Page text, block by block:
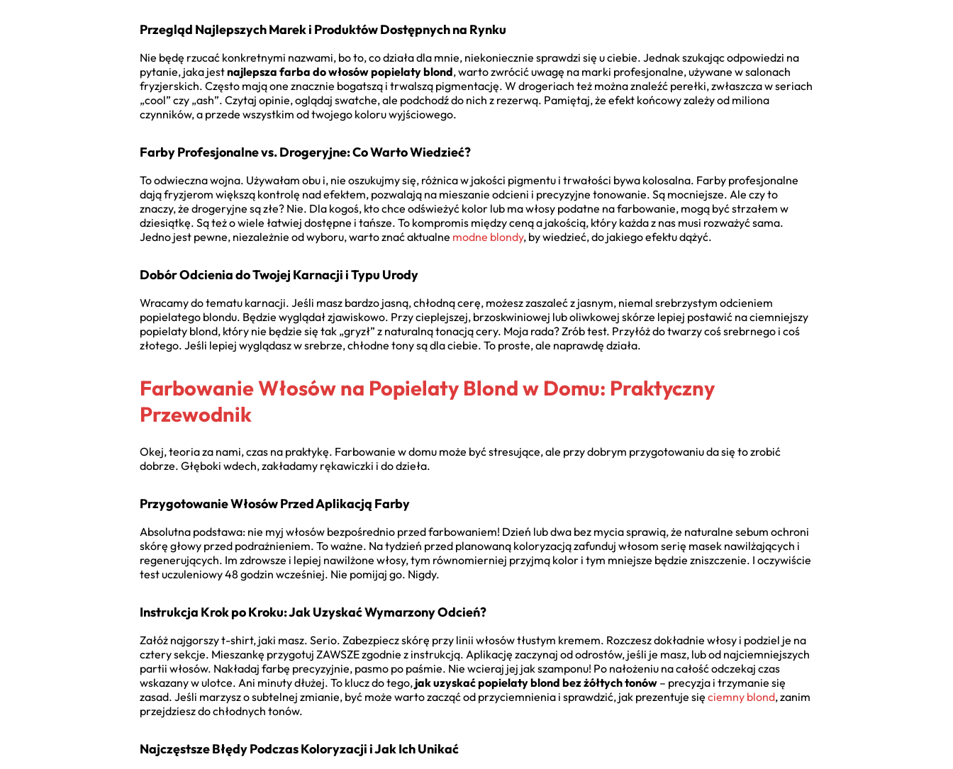
Przegląd Najlepszych Marek i Produktów Dostępnych na Rynku
Nie będę rzucać konkretnymi nazwami, bo to, co działa dla mnie, niekoniecznie sprawdzi się u ciebie. Jednak szukając odpowiedzi na
pytanie, jaka jestnajlepsza farba do włosów popielaty blond, warto zwrócić uwagę na marki profesjonalne, używane w salonach
fryzjerskich. Często mają one znacznie bogatszą i trwalszą pigmentację. W drogeriach też można znaleźć perełki, zwłaszcza w seriach
„cool” czy „ash”. Czytaj opinie, oglądaj swatche, ale podchodź do nich z rezerwą. Pamiętaj, że efekt końcowy zależy od miliona
czynników, a przede wszystkim od twojego koloru wyjściowego.
Farby Profesjonalne vs. Drogeryjne: Co Warto Wiedzieć?
To odwieczna wojna. Używałam obu i, nie oszukujmy się, różnica w jakości pigmentu i trwałości bywa kolosalna. Farby profesjonalne
dają fryzjerom większą kontrolę nad efektem, pozwalają na mieszanie odcieni i precyzyjne tonowanie. Są mocniejsze. Ale czy to
znaczy, że drogeryjne są złe? Nie. Dla kogoś, kto chce odświeżyć kolor lub ma włosy podatne na farbowanie, mogą być strzałem w
dziesiątkę. Są też o wiele łatwiej dostępne i tańsze. To kompromis między ceną a jakością, który każda z nas musi rozważyć sama.
Jedno jest pewne, niezależnie od wyboru, warto znać aktualne modne blondy, by wiedzieć, do jakiego efektu dążyć.
Dobór Odcienia do Twojej Karnacji i Typu Urody
Wracamy do tematu karnacji. Jeśli masz bardzo jasną, chłodną cerę, możesz zaszaleć z jasnym, niemal srebrzystym odcieniem
popielatego blondu. Będzie wyglądał zjawiskowo. Przy cieplejszej, brzoskwiniowej lub oliwkowej skórze lepiej postawić na ciemniejszy
popielaty blond, który nie będzie się tak „gryzł” z naturalną tonacją cery. Moja rada? Zrób test. Przyłóż do twarzy coś srebrnego i coś
złotego. Jeśli lepiej wyglądasz w srebrze, chłodne tony są dla ciebie. To proste, ale naprawdę działa.
Farbowanie Włosów na Popielaty Blond w Domu: Praktyczny
Przewodnik
Okej, teoria za nami, czas na praktykę. Farbowanie w domu może być stresujące, ale przy dobrym przygotowaniu da się to zrobić
dobrze. Głęboki wdech, zakładamy rękawiczki i do dzieła.
Przygotowanie Włosów Przed Aplikacją Farby
Absolutna podstawa: nie myj włosów bezpośrednio przed farbowaniem! Dzień lub dwa bez mycia sprawią, że naturalne sebum ochroni
skórę głowy przed podrażnieniem. To ważne. Na tydzień przed planowaną koloryzacją zafunduj włosom serię masek nawilżających i
regenerujących. Im zdrowsze i lepiej nawilżone włosy, tym równomierniej przyjmą kolor i tym mniejsze będzie zniszczenie. I oczywiście
test uczuleniowy 48 godzin wcześniej. Nie pomijaj go. Nigdy.
Instrukcja Krok po Kroku: Jak Uzyskać Wymarzony Odcień?
Załóż najgorszy t-shirt, jaki masz. Serio. Zabezpiecz skórę przy linii włosów tłustym kremem. Rozczesz dokładnie włosy i podziel je na
cztery sekcje. Mieszankę przygotuj ZAWSZE zgodnie z instrukcją. Aplikację zaczynaj od odrostów, jeśli je masz, lub od najciemniejszych
partii włosów. Nakładaj farbę precyzyjnie, pasmo po paśmie. Nie wcieraj jej jak szamponu! Po nałożeniu na całość odczekaj czas
wskazany w ulotce. Ani minuty dłużej. To klucz do tego, jak uzyskać popielaty blond bez żółtych tonów – precyzja i trzymanie się
zasad. Jeśli marzysz o subtelnej zmianie, być może warto zacząć od przyciemnienia i sprawdzić, jak prezentuje się ciemny blond, zanim
przejdziesz do chłodnych tonów.
Najczęstsze Błędy Podczas Koloryzacji i Jak Ich Unikać